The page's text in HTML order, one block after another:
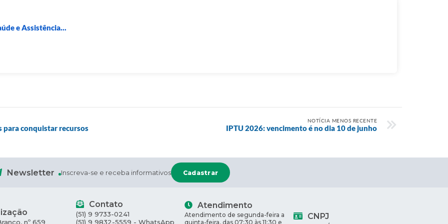
e Assistência...
para conquistar recursos
NOTÍCIA MENOS RECENTE
IPTU 2026: vencimento é no dia 10 de junho
Newsletter Inscreva-se e receba informativos Cadastrar
nº 659
Contato
(51) 9 9733-0241
(51) 9 9832-5559 - WhatsApp
Atendimento
Atendimento de segunda-feira a
quinta-feira, das 07:30 às 11:30 e
CNPJ